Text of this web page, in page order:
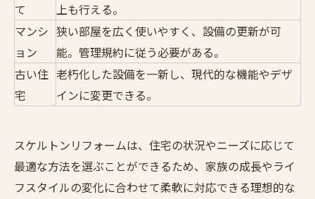
て
上も行える。
マンシ
ョン
狭い部屋を広く使いやすく、設備の更新が可
能。管理規約に従う必要がある。
古い住
宅
老朽化した設備を一新し、現代的な機能やデザ
インに変更できる。
スケルトンリフォームは、住宅の状況やニーズに応じて
最適な方法を選ぶことができるため、家族の成長やライ
フスタイルの変化に合わせて柔軟に対応できる理想的な